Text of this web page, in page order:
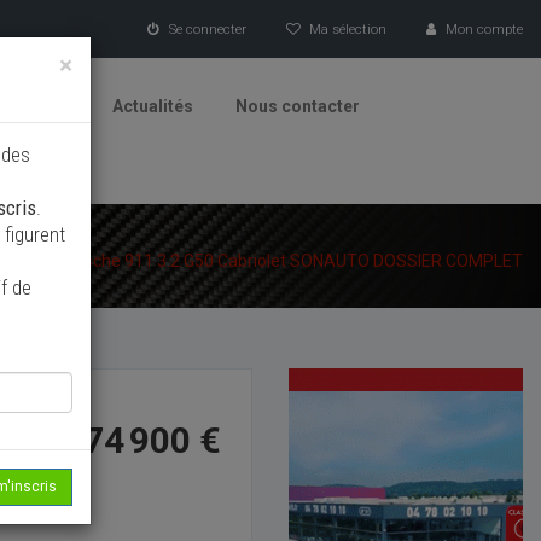
Se connecter Ma sélection Mon compte
Actualités Nous contacter
Porsche 911 3.2 G50 Cabriolet SONAUTO DOSSIER COMPLET
74 900 €
×
.
de